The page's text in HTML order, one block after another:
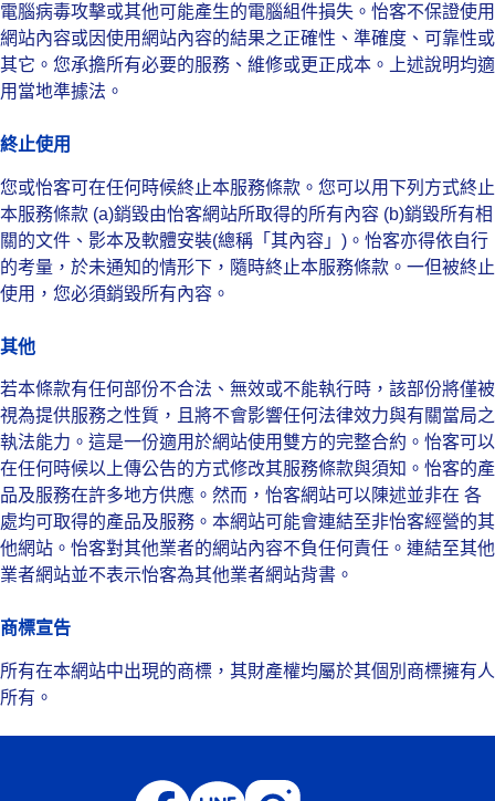
電腦病毒攻擊或其他可能產生的電腦組件損失。怡客不保證使用
網站內容或因使用網站內容的結果之正確性、準確度、可靠性或
其它。您承擔所有必要的服務、維修或更正成本。上述說明均適
用當地準據法。
終止使用
您或怡客可在任何時候終止本服務條款。您可以用下列方式終止
本服務條款 (a)銷毀由怡客網站所取得的所有內容 (b)銷毀所有相
關的文件、影本及軟體安裝(總稱「其內容」)。怡客亦得依自行
的考量，於未通知的情形下，隨時終止本服務條款。一但被終止
使用，您必須銷毀所有內容。
其他
若本條款有任何部份不合法、無效或不能執行時，該部份將僅被
視為提供服務之性質，且將不會影響任何法律效力與有關當局之
執法能力。這是一份適用於網站使用雙方的完整合約。怡客可以
在任何時候以上傳公告的方式修改其服務條款與須知。怡客的產
品及服務在許多地方供應。然而，怡客網站可以陳述並非在 各
處均可取得的產品及服務。本網站可能會連結至非怡客經營的其
他網站。怡客對其他業者的網站內容不負任何責任。連結至其他
業者網站並不表示怡客為其他業者網站背書。
商標宣告
所有在本網站中出現的商標，其財產權均屬於其個別商標擁有人
所有。